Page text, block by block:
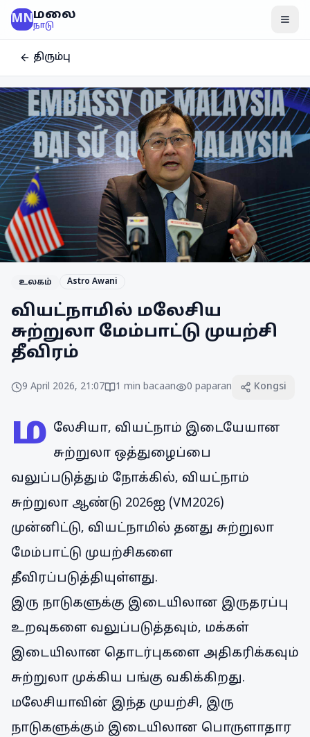
MNமலை
நாடு
திரும்பு
உலகம் Astro Awani
வியட்நாமில் மலேசிய
சுற்றுலா மேம்பாட்டு முயற்சி
தீவிரம்
9 April 2026, 21:07 1 min bacaan 0 paparan Kongsi
ம லேசியா, வியட்நாம் இடையேயான
சுற்றுலா ஒத்துழைப்பை
வலுப்படுத்தும் நோக்கில், வியட்நாம்
சுற்றுலா ஆண்டு 2026ஐ (VM2026)
முன்னிட்டு, வியட்நாமில் தனது சுற்றுலா
மேம்பாட்டு முயற்சிகளை
தீவிரப்படுத்தியுள்ளது.
இரு நாடுகளுக்கு இடையிலான இருதரப்பு
உறவுகளை வலுப்படுத்தவும், மக்கள்
இடையிலான தொடர்புகளை அதிகரிக்கவும்
சுற்றுலா முக்கிய பங்கு வகிக்கிறது.
மலேசியாவின் இந்த முயற்சி, இரு
நாடுகளுக்கும் இடையிலான பொருளாதார